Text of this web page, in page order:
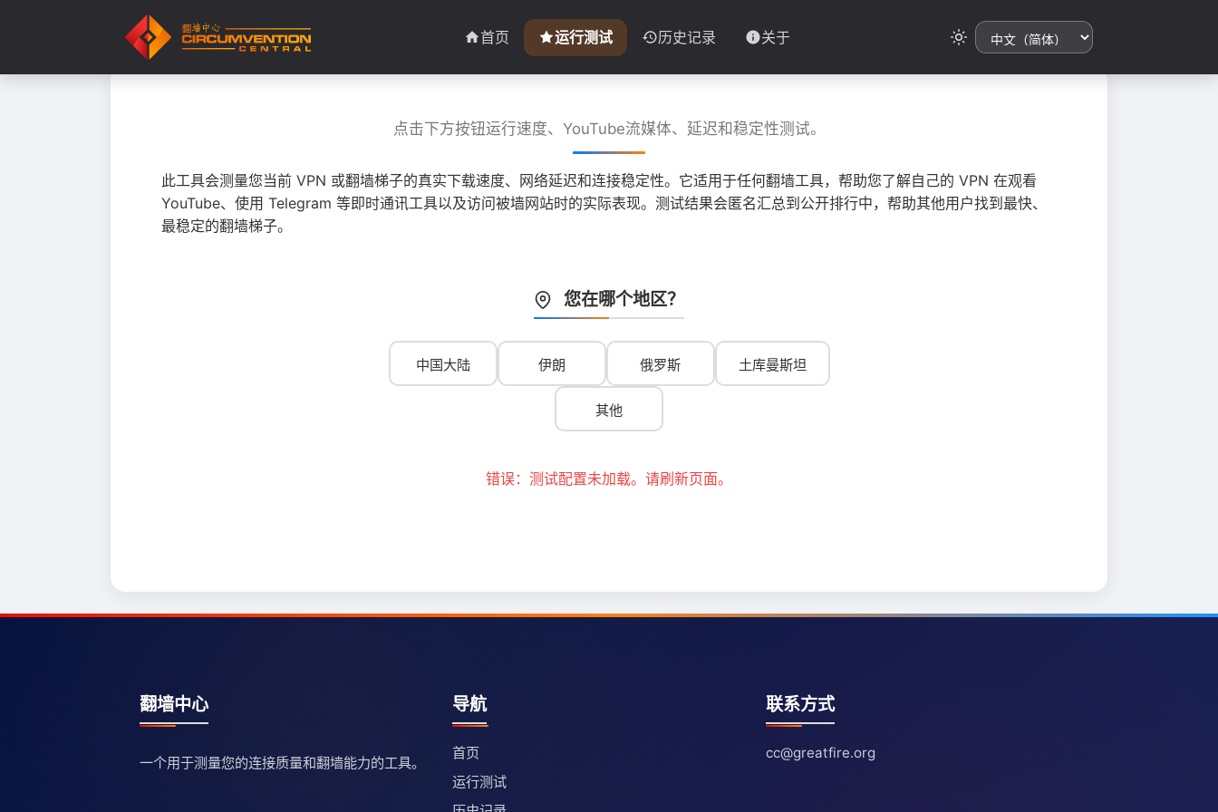
首页 运行测试 历史记录 关于
点击下方按钮运行速度、YouTube流媒体、延迟和稳定性测试。
此工具会测量您当前 VPN 或翻墙梯子的真实下载速度、网络延迟和连接稳定性。它适用于任何翻墙工具，帮助您了解自己的 VPN 在观看
YouTube、使用 Telegram 等即时通讯工具以及访问被墙网站时的实际表现。测试结果会匿名汇总到公开排行中，帮助其他用户找到最快、
最稳定的翻墙梯子。
您在哪个地区？
中国大陆 伊朗 俄罗斯 土库曼斯坦
其他
错误：测试配置未加载。请刷新页面。
翻墙中心
一个用于测量您的连接质量和翻墙能力的工具。
导航
首页
运行测试
联系方式
cc@greatfire.org